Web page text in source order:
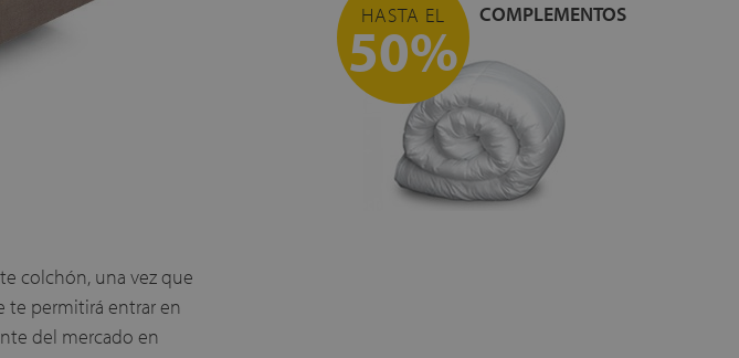
colchón, una vez que
te permitirá entrar en
del mercado en
HASTA EL
50%
COMPLEMENTOS